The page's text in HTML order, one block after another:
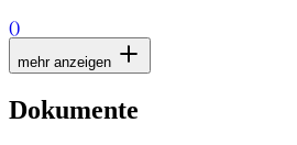
()
mehr anzeigen
Dokumente